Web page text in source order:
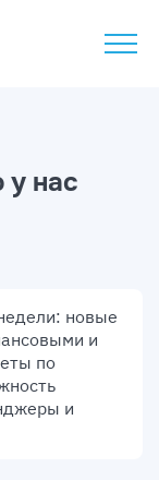
у нас
новые
и
по
и